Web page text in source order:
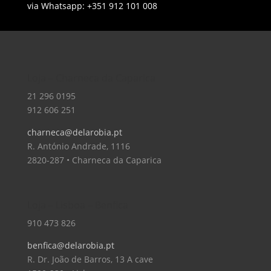
via Whatsapp: +351 912 101 008
21 296 0195
912 606 251
charneca@delarobia.pt
R. António Andrade, 1116
2820-287 • Charneca da Caparica
910 473 826
benfica@delarobia.pt
R. Dr. João de Barros, 13 A cave